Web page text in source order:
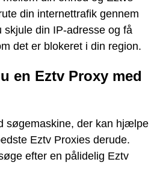
din internettrafik gennem
skjule din IP-adresse og få
det er blokeret i din region.
en Eztv Proxy med
søgemaskine, der kan hjælpe
Eztv Proxies derude.
efter en pålidelig Eztv